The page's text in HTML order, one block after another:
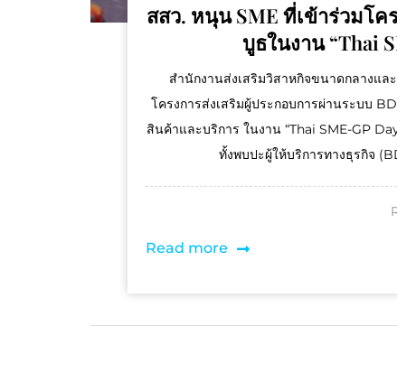
สสว. หนุน SME ที่เข้าร่วมโค
บูธในงาน “Thai
สำนักงานส่งเสริมวิสาหกิจขนาดกลางแ
โครงการส่งเสริมผู้ประกอบการผ่านระบบ
สินค้าและบริการ ในงาน “Thai SME-GP
ทั้งพบปะผู้ให้บริการทางธุรกิจ
Read more